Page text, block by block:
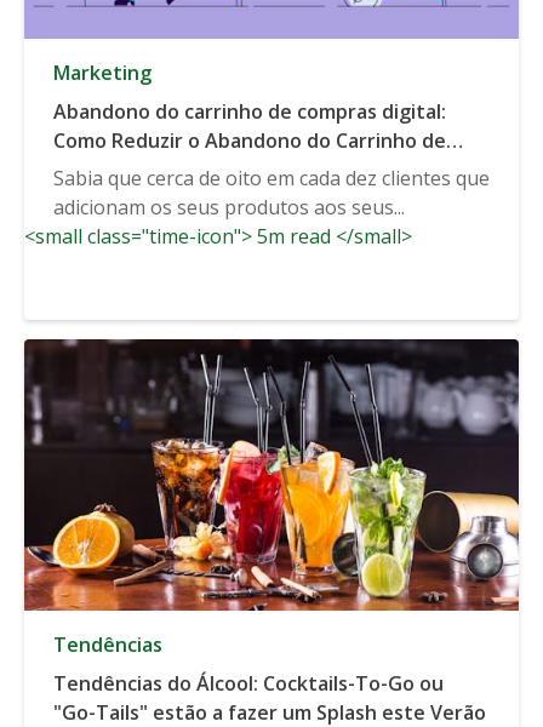
Marketing
Abandono do carrinho de compras digital:
Como Reduzir o Abandono do Carrinho de
Compras e Aumentar as Vendas
Sabia que cerca de oito em cada dez clientes que
adicionam os seus produtos aos seus...
<small class="time-icon"> 5m read </small>
Tendências
Tendências do Álcool: Cocktails-To-Go ou
"Go-Tails" estão a fazer um Splash este Verão